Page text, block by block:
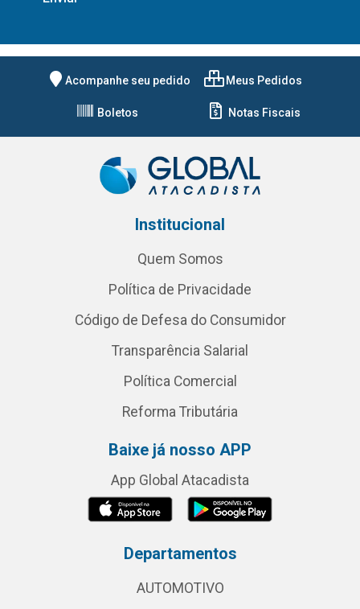
Acompanhe seu pedido Meus Pedidos
Boletos Notas Fiscais
Institucional
Quem Somos
Política de Privacidade
Código de Defesa do Consumidor
Transparência Salarial
Política Comercial
Reforma Tributária
Baixe já nosso APP
App Global Atacadista
Departamentos
AUTOMOTIVO